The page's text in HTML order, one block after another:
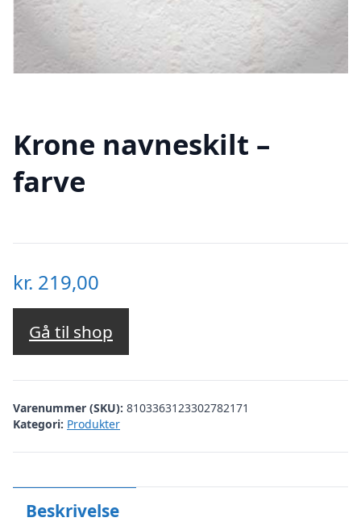
Krone navneskilt –
farve
kr. 219,00
Gå til shop
Varenummer (SKU): 8103363123302782171
Kategori: Produkter
Beskrivelse